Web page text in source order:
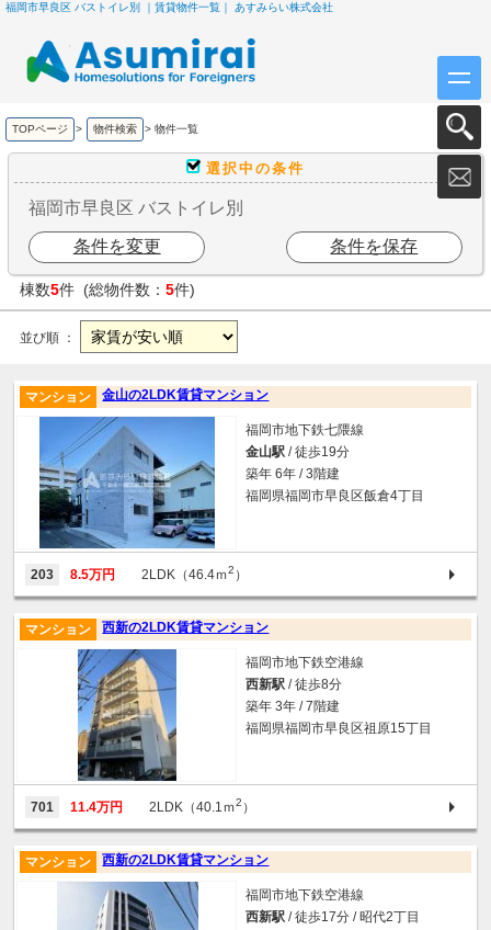
福岡市早良区 バストイレ別 ｜賃貸物件一覧｜ あすみらい株式会社
TOPページ > 物件検索 > 物件一覧
選択中の条件
福岡市早良区 バストイレ別
条件を変更 条件を保存
棟数5件 (総物件数： 5件)
並び順 ：
金山の2LDK賃貸マンション
マンション
福岡市地下鉄七隈線
金山駅 / 徒歩19分
築年 6年 / 3階建
福岡県福岡市早良区飯倉4丁目
203 8.5万円 2LDK（46.4ｍ2 ）
西新の2LDK賃貸マンション
マンション
福岡市地下鉄空港線
西新駅 / 徒歩8分
築年 3年 / 7階建
福岡県福岡市早良区祖原15丁目
701 11.4万円 2LDK（40.1ｍ2 ）
西新の2LDK賃貸マンション
マンション
福岡市地下鉄空港線
西新駅 / 徒歩17分 / 昭代2丁目